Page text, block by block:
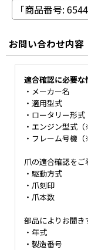
お問い合わせ内容
適合確認に必要な
・メーカー名
・適用型式
・ロータリー形式
・エンジン型式
・フレーム号機
爪の適合確認をご
・駆動方式
・爪刻印
・爪本数
部品によりお聞き
・年式
・製造番号